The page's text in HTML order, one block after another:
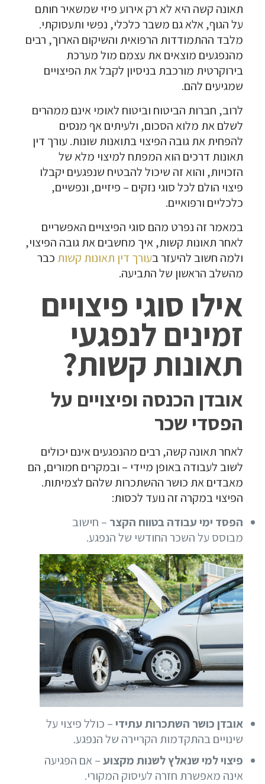
תאונה קשה היא לא רק אירוע פיזי שמשאיר חותם
על הגוף, אלא גם משבר כלכלי, נפשי ותעסוקתי.
מלבד ההתמודדות הרפואית והשיקום הארוך, רבים
מהנפגעים מוצאים את עצמם מול מערכת
בירוקרטית מורכבת בניסיון לקבל את הפיצויים
שמגיעים להם.
לרוב, חברות הביטוח וביטוח לאומי אינם ממהרים
לשלם את מלוא הסכום, ולעיתים אף מנסים
להפחית את גובה הפיצוי בתואנות שונות. עורך דין
תאונות דרכים הוא המפתח למיצוי מלא של
הזכויות, והוא זה שיכול להבטיח שנפגעים יקבלו
פיצוי הולם לכל סוגי נזקים – פיזיים, ונפשיים,
כלכליים ורפואיים.
במאמר זה נפרט מהם סוגי הפיצויים האפשריים
לאחר תאונות קשות, איך מחשבים את גובה הפיצוי,
ולמה חשוב להיעזר בעורך דין תאונות קשות כבר
מהשלב הראשון של התביעה.
אילו סוגי פיצויים
זמינים לנפגעי
תאונות קשות?
אובדן הכנסה ופיצויים על
הפסדי שכר
לאחר תאונה קשה, רבים מהנפגעים אינם יכולים
לשוב לעבודה באופן מיידי – ובמקרים חמורים, הם
מאבדים את כושר ההשתכרות שלהם לצמיתות.
הפיצוי במקרה זה נועד לכסות:
הפסד ימי עבודה בטווח הקצר – חישוב
מבוסס על השכר החודשי של הנפגע.
אובדן כושר השתכרות עתידי– כולל פיצוי על
שינויים בהתקדמות הקריירה של הנפגע.
פיצוי למי שנאלץ לשנות מקצוע– אם הפגיעה
אינה מאפשרת חזרה לעיסוק המקורי.